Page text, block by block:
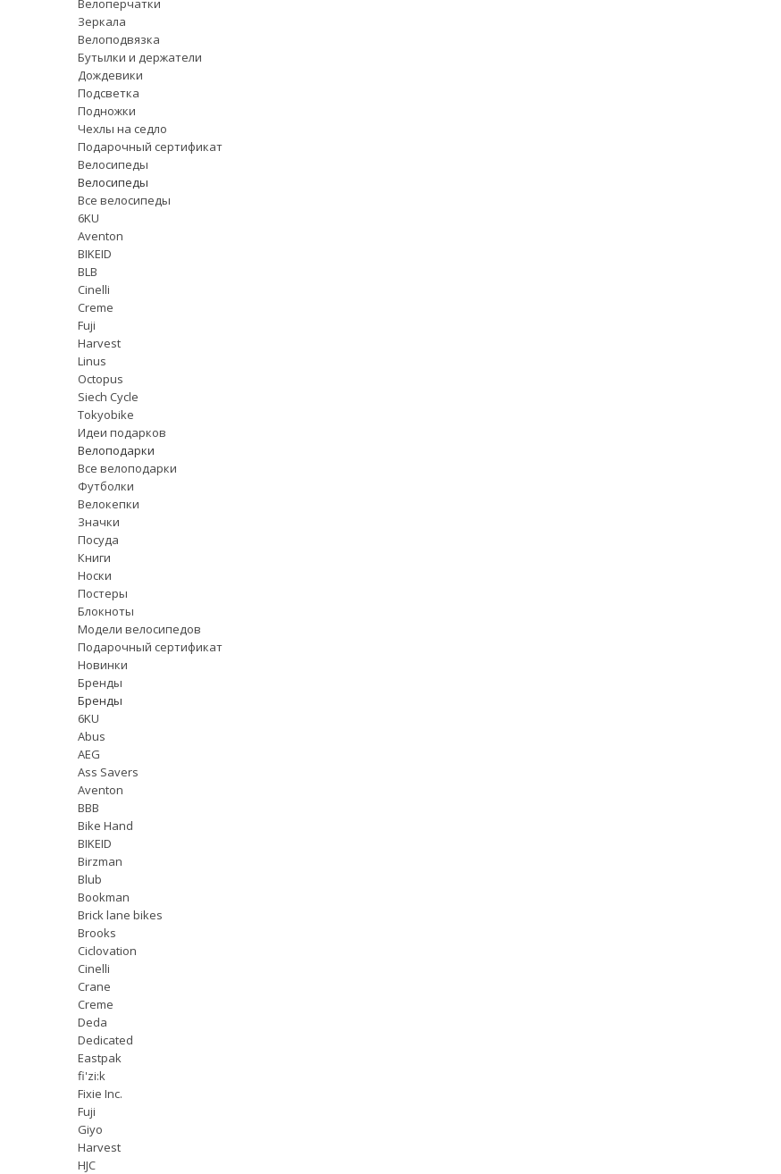
Велоперчатки
Зеркала
Велоподвязка
Бутылки и держатели
Дождевики
Подсветка
Подножки
Чехлы на седло
Подарочный сертификат
Велосипеды
Велосипеды
Все велосипеды
6KU
Aventon
BIKEID
BLB
Cinelli
Creme
Fuji
Harvest
Linus
Octopus
Siech Cycle
Tokyobike
Идеи подарков
Велоподарки
Все велоподарки
Футболки
Велокепки
Значки
Посуда
Книги
Носки
Постеры
Блокноты
Модели велосипедов
Подарочный сертификат
Новинки
Бренды
Бренды
6KU
Abus
AEG
Ass Savers
Aventon
BBB
Bike Hand
BIKEID
Birzman
Blub
Bookman
Brick lane bikes
Brooks
Ciclovation
Cinelli
Crane
Creme
Deda
Dedicated
Eastpak
fi'zi:k
Fixie Inc.
Fuji
Giyo
Harvest
HJC